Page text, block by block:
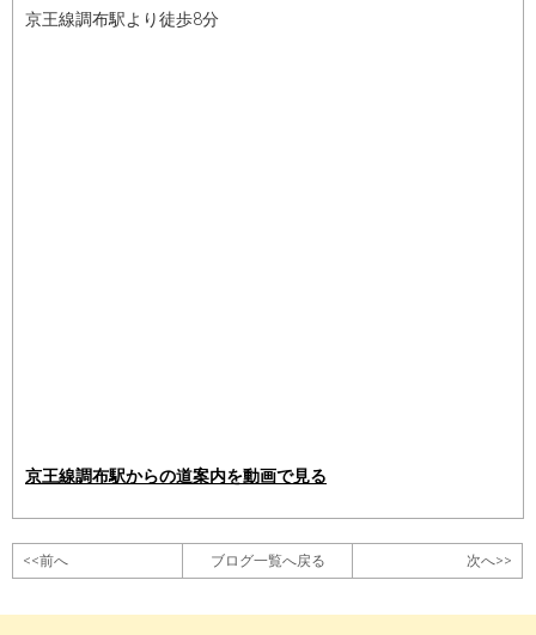
京王線調布駅より徒歩8分
京王線調布駅からの道案内を動画で見る
<<前へ ブログ一覧へ戻る 次へ>>